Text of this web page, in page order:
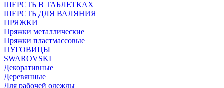
ШЕРСТЬ В ТАБЛЕТКАХ
ШЕРСТЬ ДЛЯ ВАЛЯНИЯ
ПРЯЖКИ
Пряжки металлические
Пряжки пластмассовые
ПУГОВИЦЫ
SWAROVSKI
Декоративные
Деревянные
Для рабочей одежды